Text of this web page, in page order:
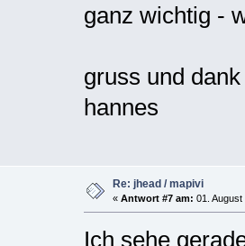
ganz wichtig -
gruss und dank
hannes
Re: jhead / mapivi
« Antwort #7 am: 01.
Ich sehe